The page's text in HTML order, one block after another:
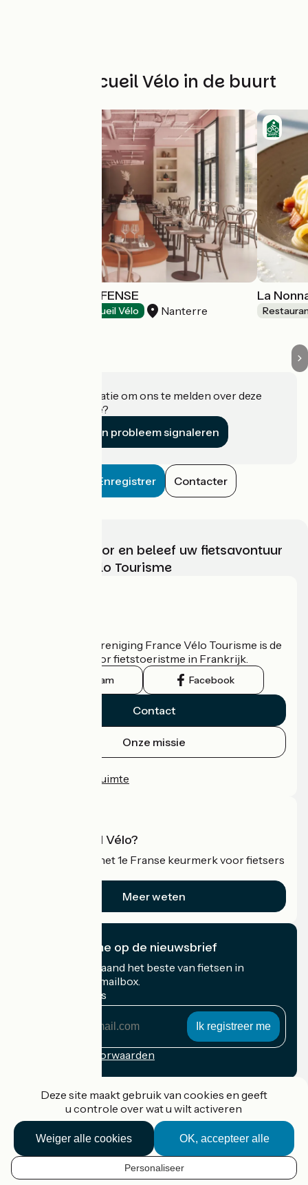
NL
Andere Accueil Vélo in de buurt
NOCCIO LA DEFENSE
Accueil Vélo Nanterre
La
Heeft u informatie om ons te melden over deze
accommodatie?
Een probleem signaleren
Enregistrer Contacter
Kies, bereid voor en beleef uw fietsavontuur
met France Vélo Tourisme
De nationale vereniging France Vélo Tourisme is de
officiële gids voor fietstoeristme in Frankrijk.
Instagram Facebook
Contact
Onze missie
Professionele ruimte
Wat is Accueil Vélo?
Accueil Vélo is het 1e Franse keurmerk voor fietsers
Meer weten
Ik abonneer me op de nieuwsbrief
Ontvang elke maand het beste van fietsen in
Frankrijk in uw mailbox.
Mijn e-mailadres
Inschrijvingsvoorwaarden
Accueil Vélo Pro
Contact
Wettelijke informatie
Deze site maakt gebruik van cookies en geeft
u controle over wat u wilt activeren
OK, accepteer alle
Weiger alle cookies
Personaliseer